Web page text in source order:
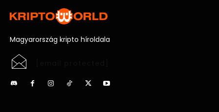
Magyarország kripto híroldala